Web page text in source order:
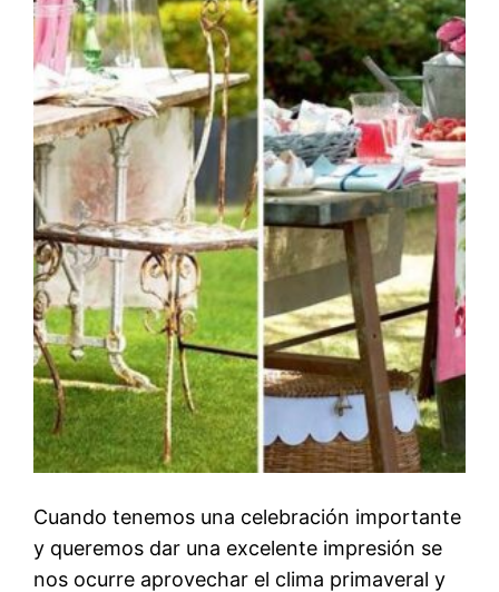
Cuando tenemos una celebración importante
y queremos dar una excelente impresión se
nos ocurre aprovechar el clima primaveral y